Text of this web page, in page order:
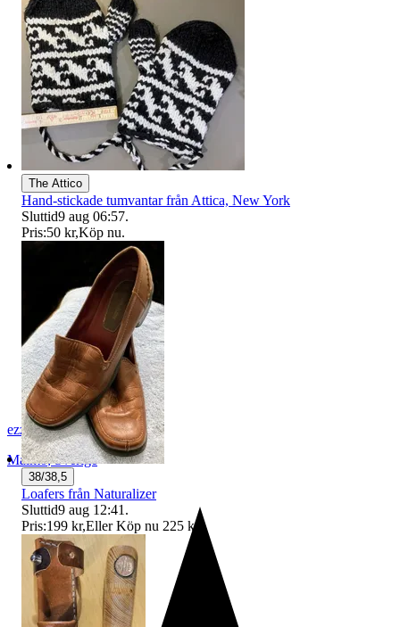
ezzz_ezzz
Malmö,Sverige
The Attico
Hand-stickade tumvantar från Attica, New York
Sluttid9 aug 06:57.
Pris:50 kr,Köp nu.
38/38,5
Loafers från Naturalizer
Sluttid9 aug 12:41 .
Pris:199 kr,Eller Köp nu 225 kr .